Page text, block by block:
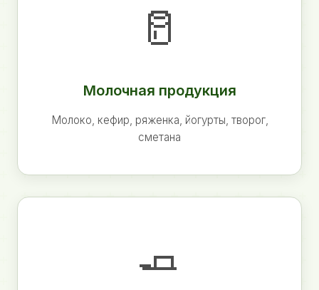
🥛
Молочная продукция
Молоко, кефир, ряженка, йогурты, творог,
сметана
🧈